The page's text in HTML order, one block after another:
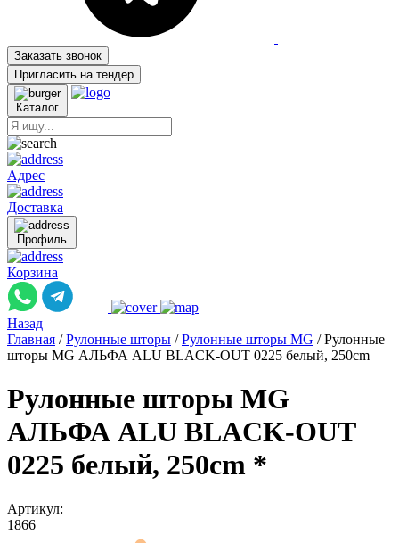
Заказать звонок
Пригласить на тендер
Каталог
Адрес
Доставка
Профиль
Корзина
Назад
Главная / Рулонные шторы / Рулонные шторы MG / Рулонные
шторы MG АЛЬФА ALU BLACK-OUT 0225 белый, 250cm
Рулонные шторы MG
АЛЬФА ALU BLACK-OUT
0225 белый, 250cm *
Артикул:
1866